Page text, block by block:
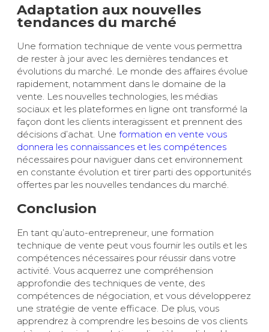
Adaptation aux nouvelles
tendances du marché
Une formation technique de vente vous permettra
de rester à jour avec les dernières tendances et
évolutions du marché. Le monde des affaires évolue
rapidement, notamment dans le domaine de la
vente. Les nouvelles technologies, les médias
sociaux et les plateformes en ligne ont transformé la
façon dont les clients interagissent et prennent des
décisions d’achat. Une formation en vente vous
donnera les connaissances et les compétences
nécessaires pour naviguer dans cet environnement
en constante évolution et tirer parti des opportunités
offertes par les nouvelles tendances du marché.
Conclusion
En tant qu’auto-entrepreneur, une formation
technique de vente peut vous fournir les outils et les
compétences nécessaires pour réussir dans votre
activité. Vous acquerrez une compréhension
approfondie des techniques de vente, des
compétences de négociation, et vous développerez
une stratégie de vente efficace. De plus, vous
apprendrez à comprendre les besoins de vos clients